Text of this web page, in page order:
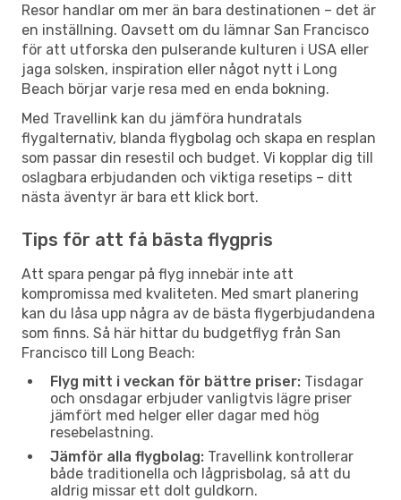
Resor handlar om mer än bara destinationen – det är
en inställning. Oavsett om du lämnar San Francisco
för att utforska den pulserande kulturen i USA eller
jaga solsken, inspiration eller något nytt i Long
Beach börjar varje resa med en enda bokning.
Med Travellink kan du jämföra hundratals
flygalternativ, blanda flygbolag och skapa en resplan
som passar din resestil och budget. Vi kopplar dig till
oslagbara erbjudanden och viktiga resetips – ditt
nästa äventyr är bara ett klick bort.
Tips för att få bästa flygpris
Att spara pengar på flyg innebär inte att
kompromissa med kvaliteten. Med smart planering
kan du låsa upp några av de bästa flygerbjudandena
som finns. Så här hittar du budgetflyg från San
Francisco till Long Beach:
Flyg mitt i veckan för bättre priser: Tisdagar
och onsdagar erbjuder vanligtvis lägre priser
jämfört med helger eller dagar med hög
resebelastning.
Jämför alla flygbolag: Travellink kontrollerar
både traditionella och lågprisbolag, så att du
aldrig missar ett dolt guldkorn.